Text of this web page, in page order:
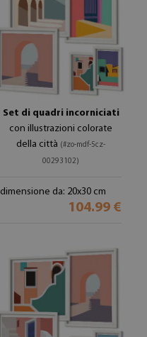
Set di quadri incorniciati
con illustrazioni colorate
della città (#zo-mdf-5cz-
00293102)
dimensione da: 20x30 cm
104.99 €